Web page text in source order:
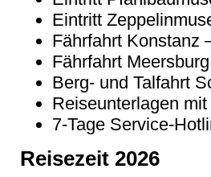
Eintritt
Fährfahrt Konstanz
Fährfahrt
Berg- und Talfahrt
Reiseunterlagen
7-Tage Service-
Reisezeit 2026